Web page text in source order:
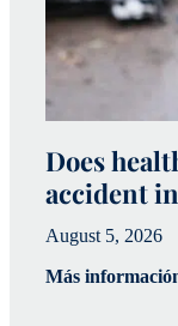
Does
accident
August 5, 2026
Más